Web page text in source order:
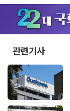
관련기사